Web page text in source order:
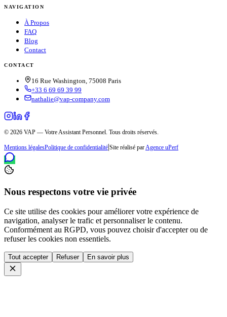
NAVIGATION
À Propos
FAQ
Blog
Contact
CONTACT
16 Rue Washington, 75008 Paris
+33 6 69 69 39 99
nathalie@vap-company.com
© 2026 VAP — Votre Assistant Personnel. Tous droits réservés.
Mentions légalesPolitique de confidentialité|Site réalisé par Agence uPerf
Nous respectons votre vie privée
Ce site utilise des cookies pour améliorer votre expérience de
navigation, analyser le trafic et personnaliser le contenu.
Conformément au RGPD, vous pouvez choisir d'accepter ou de
refuser les cookies non essentiels.
Tout accepter Refuser En savoir plus